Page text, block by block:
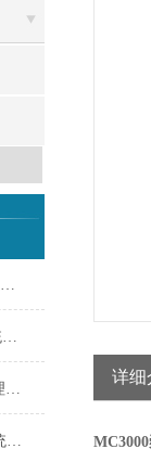
SmartPM3000智能远程预付费系统在能源管理领域中发挥着重要作用
BRN-C2000学生公寓预付费系统的软件需要及时更新
DCU SCADA800能源预付费管理系统介绍
PDR8000-JZ能源预付费管理系统：重塑能源消费与管理的未来
详细